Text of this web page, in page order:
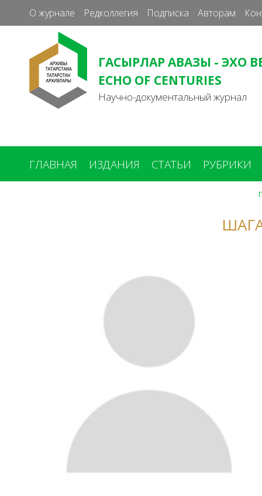
О журнале Редколлегия Подписка Авторам
ГАСЫРЛАР АВАЗЫ - ЭХО
ECHO OF CENTURIES
Научно-документальный журнал
ГЛАВНАЯ ИЗДАНИЯ СТАТЬИ РУБРИКИ